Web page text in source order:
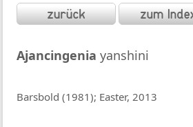
Ajancingenia yanshini
Barsbold (1981); Easter, 2013